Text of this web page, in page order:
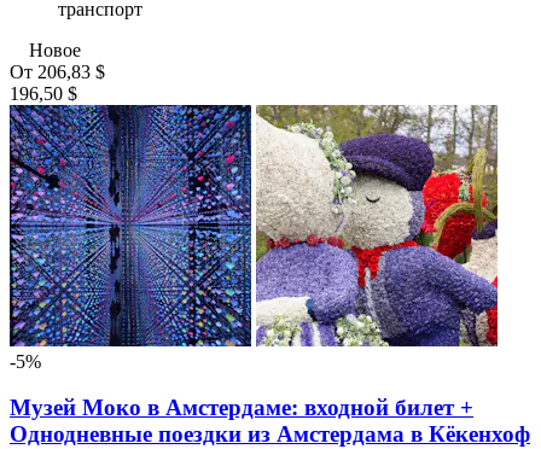
транспорт
Новое
От 206,83 $
196,50 $
-5%
Музей Моко в Амстердаме: входной билет +
Однодневные поездки из Амстердама в Кёкенхоф